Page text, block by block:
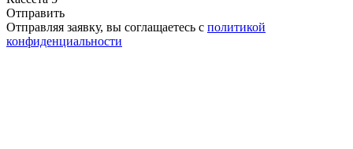
Отправить
Отправляя заявку, вы соглащаетесь с политикой
конфиденциальности